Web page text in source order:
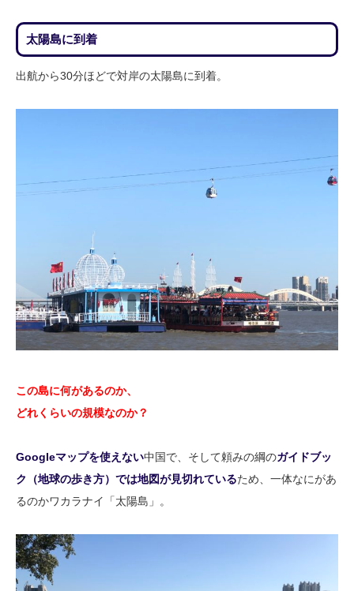
太陽島に到着
出航から30分ほどで対岸の太陽島に到着。
この島に何があるのか、
どれくらいの規模なのか？
Googleマップを使えない中国で、そして頼みの綱のガイ ドブッ
ク（地球の歩き方）では地図が見切れているため、一体なにがあ
るのかワカラナイ「太陽島」。